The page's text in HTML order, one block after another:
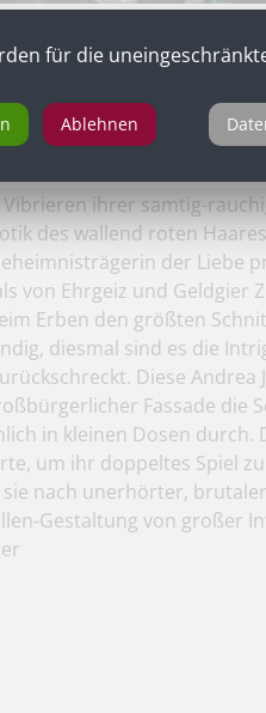
von Luchino Visconti,
ihrer samtig-
des wallend roten
der Liebe
von Ehrgeiz und
Erben den größten
diesmal sind es die
Diese
Fassade die
in kleinen Dosen durch.
um ihr doppeltes Spiel
nach unerhörter,
Gestaltung von großer
für die
Ablehnen